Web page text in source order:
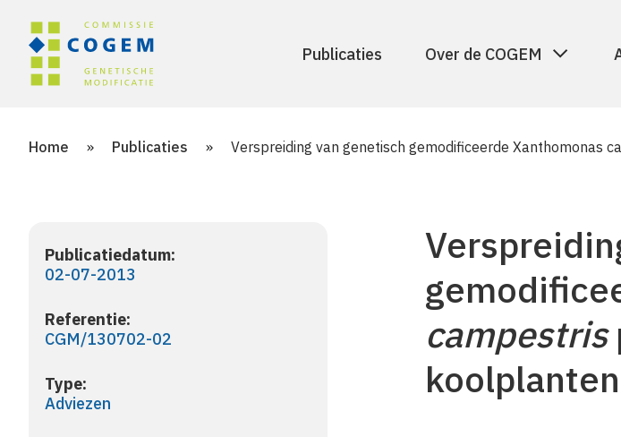
Publicaties Over de COGEM
Home » Publicaties » Verspreiding van genetisch gemodificeerde Xanthomonas
Publicatiedatum:
02-07-2013
Referentie:
CGM/130702-02
Type:
Adviezen
campestris